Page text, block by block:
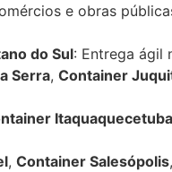
e obras
do Sul: Entrega ágil
Serra, Container
Itaquaquecetuba
, Container Salesópolis,